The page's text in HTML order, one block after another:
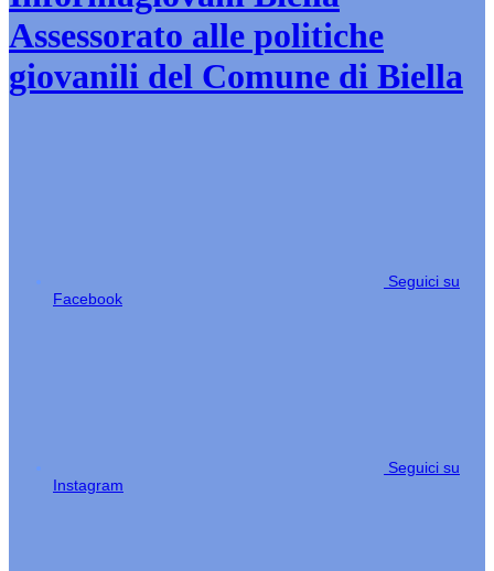
Assessorato alle politiche
giovanili del Comune di Biella
Seguici su
Facebook
Seguici su
Instagram